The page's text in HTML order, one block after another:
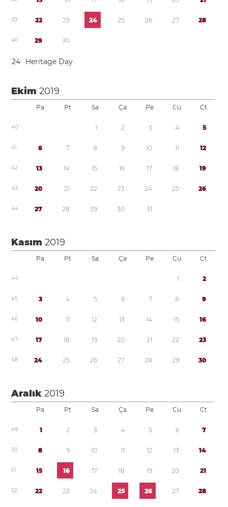
39 22 23 24 25 26 27 28
40 29 30
24 Heritage Day
Ekim2019
Pa Pt Sa Ça Pe Cu Ct
40 1 2 3 4 5
41 6 7 8 9 10 11 12
42 13 14 15 16 17 18 19
43 20 21 22 23 24 25 26
44 27 28 29 30 31
Kasım2019
Pa Pt Sa Ça Pe Cu Ct
44 1 2
45 3 4 5 6 7 8 9
46 10 11 12 13 14 15 16
47 17 18 19 20 21 22 23
48 24 25 26 27 28 29 30
Aralık2019
Pa Pt Sa Ça Pe Cu Ct
49 1 2 3 4 5 6 7
50 8 9 10 11 12 13 14
51 15 16 17 18 19 20 21
52 22 23 24 25 26 27 28